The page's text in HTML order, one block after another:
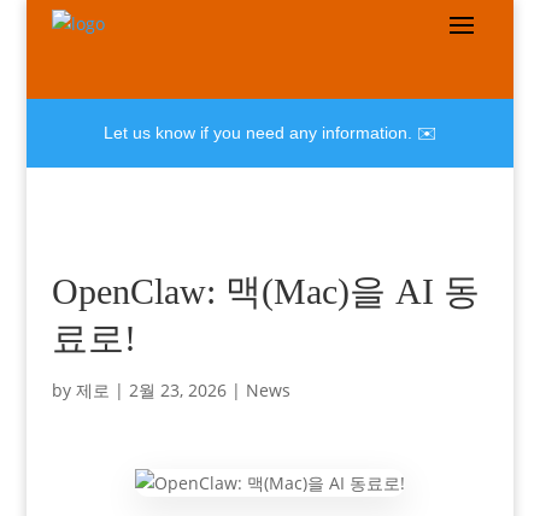
Let us know if you need any information. ✉️
OpenClaw: 맥(Mac)을 AI 동
료로!
by 제로 | 2월 23, 2026| News